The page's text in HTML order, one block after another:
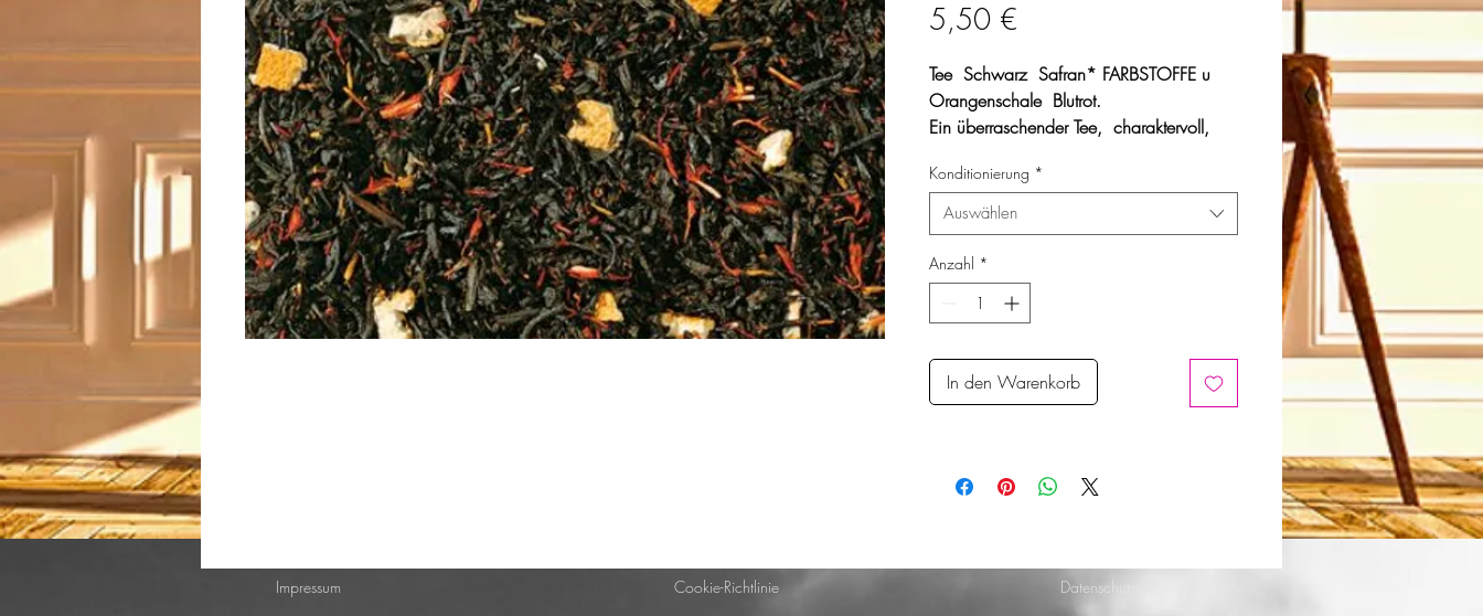
5,50 €
Tee Schwarz Safran* FARBSTOFFE u
Orangenschale Blutrot.
Ein überraschender Tee, charaktervoll,
Konditionierung *
Auswählen
Anzahl *
In den Warenkorb
Impressum Cookie-Richtlinie Datenschutz-Bestimmungen